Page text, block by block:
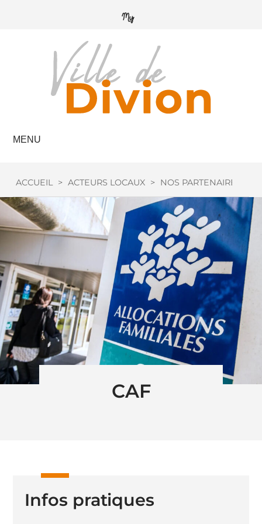
MENU
ACCUEIL > ACTEURS LOCAUX > NOS PARTENAIRES
CAF
Infos pratiques